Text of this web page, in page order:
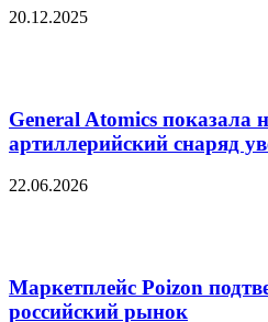
20.12.2025
General Atomics показала
артиллерийский снаряд
22.06.2026
Маркетплейс Poizon
российский рынок